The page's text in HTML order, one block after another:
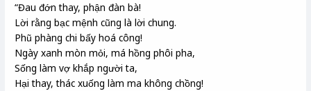
“Đau đớn thay, phận đàn bà!
Lời rằngbạc mệnh cũng là lời chung.
Phũ phàng chi bấyhoá công!
Ngày xanh mòn mỏi, má hồng phôi pha,
Sốnglàm vợ khắp người ta,
Hại thay, thác xuống làm ma không chồng!